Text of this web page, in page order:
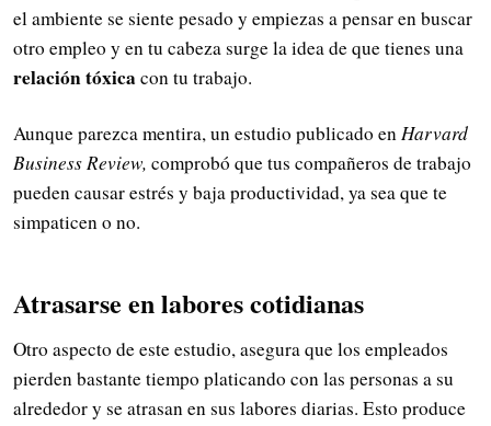
el ambiente se siente pesado y empiezas a pensar en buscar
otro empleo y en tu cabeza surge la idea de que tienes una
relación tóxica con tu trabajo.
Aunque parezca mentira, un estudio publicado en Harvard
Business Review, comprobó que tus compañeros de trabajo
pueden causar estrés y baja productividad, ya sea que te
simpaticen o no.
Atrasarse en labores cotidianas
Otro aspecto de este estudio, asegura que los empleados
pierden bastante tiempo platicando con las personas a su
alrededor y se atrasan en sus labores diarias. Esto produce